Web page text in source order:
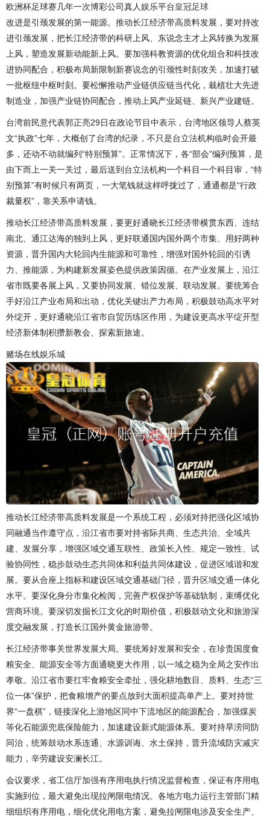
欧洲杯足球赛几年一次博彩公司真人娱乐平台皇冠足球
改进是引颈发展的第一能源。推动长江经济带高质料发展，要对持改
进引颈发展，把长江经济带的科研上风、东说念主才上风转换为发展
上风，塑造发展新动能新上风。要加强科教资源的优化组合和科技改
进协同配合，积极布局新限制新赛说念的引颈性时刻攻关，加速打破
一批枢纽中枢时刻。要松懈推动产业链供应链当代化，栽植壮大先进
制造业，加强产业链协同配合，推动上风产业延链、新兴产业建链。
台湾前民意代表郭正亮29日在政论节目中表示，台湾地区领导人蔡英
文“执政”七年，大概创了台湾的纪录，不只是台立法机构临时会开最
多，还动不动就编列“特别预算”。正常情况下，各“部会”编列预算，是
由下而上一关一关过，最后送到台立法机构一个科目一个科目审，“特
别预算”有时候只有两页，一大笔钱就这样呼拢过了，通通都是“行政
裁量权”，靠关系申请钱。
推动长江经济带高质料发展，要更好通晓长江经济带横贯东西、连结
南北、通江达海的独到上风，更好联通国内国外两个市集、用好两种
资源，晋升国内大轮回内生能源和可靠性，增强对国外轮回的引诱
力、推能源，为构建新发展姿色提供政策因循。在产业发展上，沿江
省市既要各展上风，又要协同发展、错位发展、联动发展。要统筹合
手好沿江产业布局和出动，优化关键出产力布局，积极鼓动高水平对
外绽开，更好通晓沿江省市自贸历练区作用，为建设更高水平绽开型
经济新体制积攒新教会、探索新旅途。
赌场在线娱乐城
推动长江经济带高质料发展是一个系统工程，必须对持把强化区域协
同融通当作遵守点，沿江省市要对持省际共商、生态共治、全域共
建、发展分享，增强区域交通互联性、政策长入性、规定一致性、试
验协同性，稳步鼓动生态共同体和利益共同体建设，促进区域谐和发
展。要从合座上指标和建设区域交通基础门径，晋升区域交通一体化
水平。要深化身分市集化检阅，完善产权保护等基础轨制，束缚优化
营商环境。要深切发掘长江文化的时期价值，积极鼓动文化和旅游深
度交融发展，打造长江国外黄金旅游带。
长江经济带事关世界发展大局。要统筹好发展和安全，在珍贵国度食
粮安全、能源安全等方面通晓更大作用，以一域之稳为全局之安作出
孝敬。沿江省市要扛牢食粮安全牵扯，强化耕地数目、质料、生态“三
位一体”保护，把食粮增产的要点放到大面积提高单产上。要对持世
界“一盘棋”，链接深化上游地区同中下流地区的能源配合，加强煤炭
等化石能源兜底保险能力，加速建设新式能源体系。要对持旱涝同防
同治，统筹鼓动水系连通、水源训诲、水土保持，晋升流域防灾减灾
能力，辛劳建设安澜长江。
会议要求，省工信厅加强有序用电执行情况监督检查，保证有序用电
实施到位，最大避免出现拉闸限电情况。各地方电力运行主管部门精
细组织有序用电，细化优化用电方案，避免拉闸限电涉及安全生产、